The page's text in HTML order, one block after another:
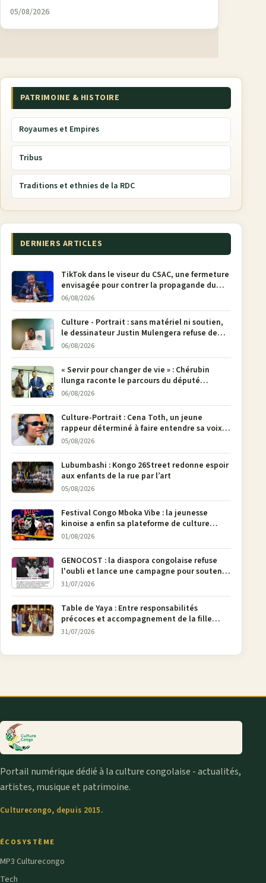
05/08/2026
PATRIMOINE & HISTOIRE
Royaumes et Empires
Tribus
Traditions et ethnies de la RDC
DERNIERS ARTICLES
TikTok dans le viseur du CSAC, une fermeture
envisagée pour contrer la propagande du
M23
06/08/2026
Culture - Portrait : sans matériel ni soutien,
le dessinateur Justin Mulengera refuse de
poser son crayon
06/08/2026
« Servir pour changer de vie » : Chérubin
Ilunga raconte le parcours du député
national Jethro Muyombi Tshimbu en 137
06/08/2026
Culture-Portrait : Cena Toth, un jeune
rappeur déterminé à faire entendre sa voix à
Bunia
05/08/2026
Lubumbashi : Kongo 26Street redonne espoir
aux enfants de la rue par l’art
05/08/2026
Festival Congo Mboka Vibe : la jeunesse
kinoise a enfin sa plateforme de culture
urbaine
01/08/2026
GENOCOST : la diaspora congolaise refuse
l'oubli et lance une campagne pour soutenir
la pétition FONAREV depuis Bruxelles
31/07/2026
Table de Yaya : Entre responsabilités
précoces et accompagnement de la fille
aînée, la diaspora en débat
31/07/2026
Portail numérique dédié à la culture congolaise - actualités,
artistes, musique et patrimoine.
Culturecongo, depuis 2015.
ÉCOSYSTÈME
MP3 Culturecongo
Tech